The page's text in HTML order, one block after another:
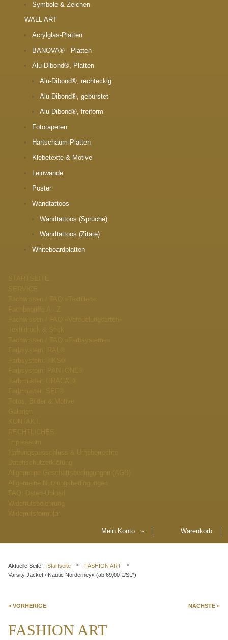
Symbole & Zeichen
WALL ART
Acrylglas-Platten
BANOVA® - Platten
Alu-Dibond®, Platten
Alu-Dibond®, rechteckig
Alu-Dibond®, gebürstet
Alu-Dibond®, freiform
Fototapeten
Hartschaum-Platten
Klebetexte & Motive
Leinwände
Poster
Wandtattoos
Wandtattoos (Sprüche)
Wandtattoos (Zitate)
Whiteboardplatten
Mein Konto Warenkorb
Aktuelle Seite: Startseite
FASHION ART
Varsity Jacket »Nautic Norderney« (ab 69,00 €/St.*)
« VORHERIGE NÄCHSTE »
FASHION ART